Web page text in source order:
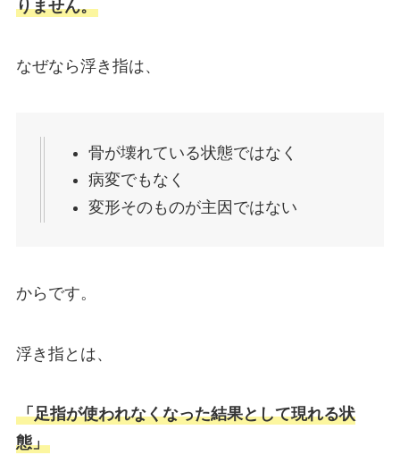
りません。
なぜなら浮き指は、
骨が壊れている状態ではなく
病変でもなく
変形そのものが主因ではない
からです。
浮き指とは、
「足指が使われなくなった結果として現れる状
態」